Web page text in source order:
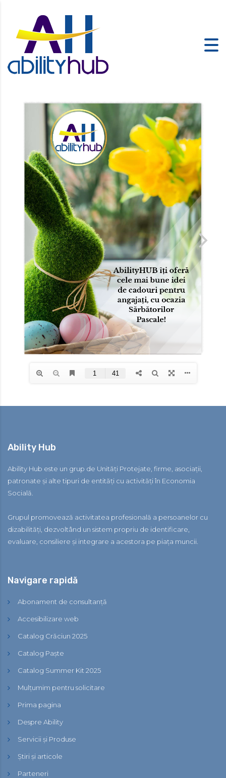
persoane cu dizabilități
Ability Hub
Ability Hub este un grup de Unități Protejate, firme, asociații,
patronate și alte tipuri de entități cu activități în Economia
Socială.
Grupul promovează activitatea profesională a persoanelor cu
dizabilități, dezvoltând un sistem propriu de identificare,
evaluare, consiliere și integrare a acestora pe piața muncii.
Navigare rapidă
Abonament de consultanță
Accesibilizare web
Catalog Crăciun 2025
Catalog Paște
Catalog Summer Kit 2025
Mulțumim pentru solicitare
Prima pagina
Despre Ability
Servicii și Produse
Știri și articole
Parteneri